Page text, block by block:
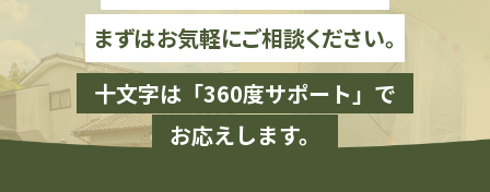
まずはお気軽にご相談ください。
十文字は「360度サポート」で
お応えします。